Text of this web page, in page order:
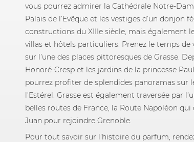
vous pourrez admirer la Cathédrale Notre-
Palais de l’Evêque et les vestiges d’un donjon
constructions du XIIIe siècle, mais également
villas et hôtels particuliers. Prenez le temps de
sur l’une des places pittoresques de Grasse.
Honoré-Cresp et les jardins de la princesse
pourrez profiter de splendides panoramas sur
l'Estérel. Grasse est également traversée par
belles routes de France, la Route Napoléon qui
Juan pour rejoindre Grenoble.
Pour tout savoir sur l’histoire du parfum,